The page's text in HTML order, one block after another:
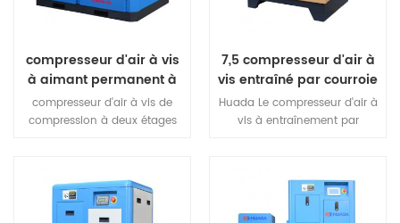
compresseur d'air à vis
à aimant permanent à
deux étages
compresseur d'air à vis de
compression à deux étages
le rendement volumétrique,
réduit la charge de roulement,
7,5 compresseur d'air à
vis entraîné par courroie
kw
Huada Le compresseur d'air à
vis à entraînement par
performance, extrêmement
puissant power.IP54 moteur